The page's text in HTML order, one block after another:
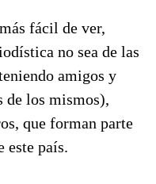
fácil de ver,
no sea de las
amigos y
de los mismos),
que forman parte
este país.